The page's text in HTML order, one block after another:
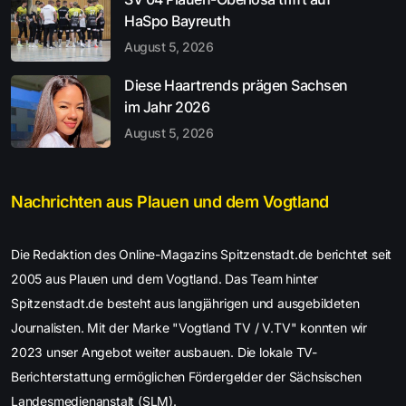
HaSpo Bayreuth
August 5, 2026
Diese Haartrends prägen Sachsen
im Jahr 2026
August 5, 2026
Nachrichten aus Plauen und dem Vogtland
Die Redaktion des Online-Magazins Spitzenstadt.de berichtet seit
2005 aus Plauen und dem Vogtland. Das Team hinter
Spitzenstadt.de besteht aus langjährigen und ausgebildeten
Journalisten. Mit der Marke "Vogtland TV / V.TV" konnten wir
2023 unser Angebot weiter ausbauen. Die lokale TV-
Berichterstattung ermöglichen Fördergelder der Sächsischen
Landesmedienanstalt (SLM).